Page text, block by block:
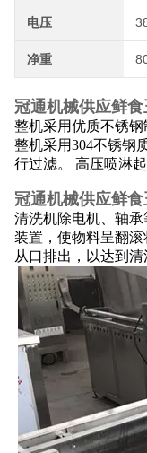
电压
净重
冠通机械供应鲜
整机采用优质不锈
整机采用304不锈钢
行过滤。 高压喷淋
冠通机械供应鲜
清洗机除电机、轴
装置，使物料呈翻
从口排出，以达到